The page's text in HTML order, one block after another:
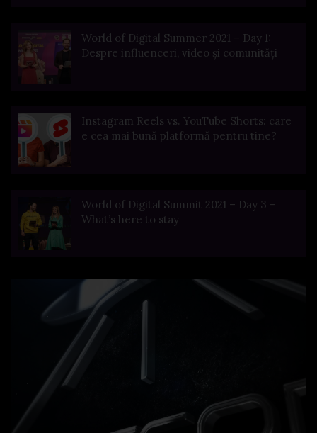
World of Digital Summer 2021 – Day 1:
Despre influenceri, video și comunități
Instagram Reels vs. YouTube Shorts: care
e cea mai bună platformă pentru tine?
World of Digital Summit 2021 – Day 3 –
What’s here to stay